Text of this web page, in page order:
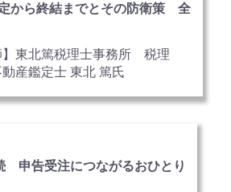
から終結までとその防衛策 全
】東北篤税理士事務所 税理
産鑑定士 東北 篤氏
申告受注につながるおひとり